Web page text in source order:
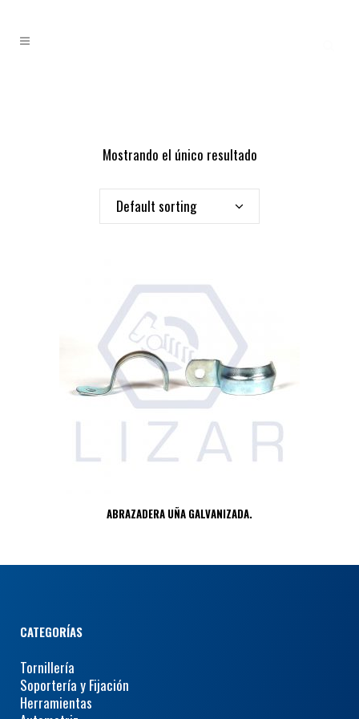
Mostrando el único resultado
Default sorting
ABRAZADERA UÑA GALVANIZADA.
CATEGORÍAS
Tornillería
Soportería y Fijación
Herramientas